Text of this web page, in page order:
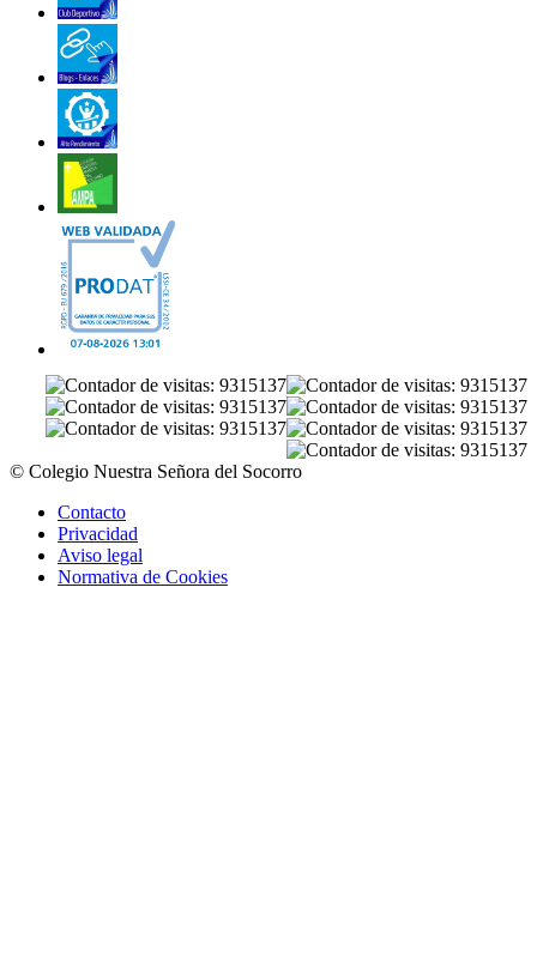
© Colegio Nuestra Señora del Socorro
Contacto
Privacidad
Aviso legal
Normativa de Cookies